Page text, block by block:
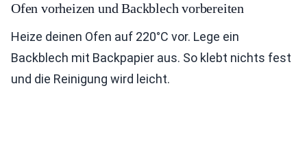
Ofen vorheizen und Backblech vorbereiten
Heize deinen Ofen auf 220°C vor. Lege ein
Backblech mit Backpapier aus. So klebt nichts fest
und die Reinigung wird leicht.